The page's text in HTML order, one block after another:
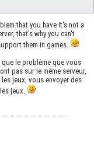
that you have it's not a
that's why you can't
them in games.
le problème que vous
pas sur le même serveur,
jeux, vous envoyer des
jeux.